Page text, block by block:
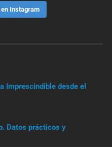
Instagram
Imprescindible desde el
Datos prácticos y